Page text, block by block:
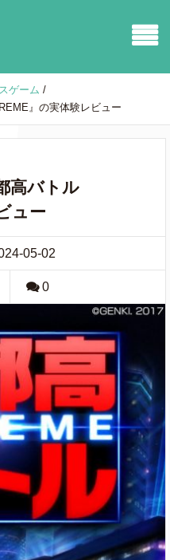
ゲーム /
』の実体験レビュー
高バトル
ュー
05-02
0